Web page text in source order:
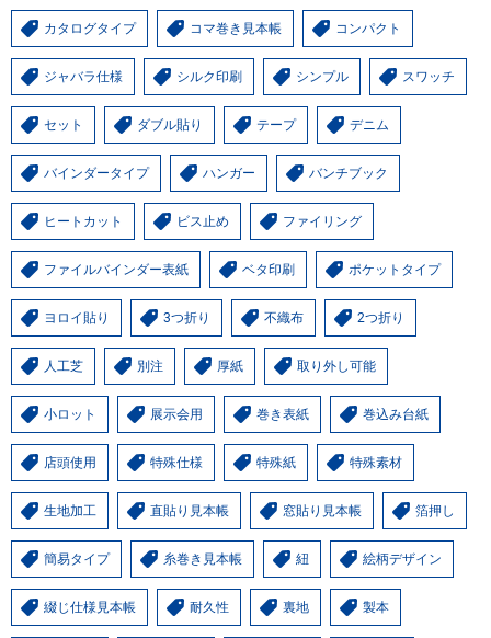
カタログタイプ コマ巻き見本帳 コンパクト
ジャバラ仕様 シルク印刷 シンプル スワッチ
セット ダブル貼り テープ デニム
バインダータイプ ハンガー バンチブック
ヒートカット ビス止め ファイリング
ファイルバインダー表紙 ベタ印刷 ポケットタイプ
ヨロイ貼り 3つ折り 不織布 2つ折り
人工芝 別注 厚紙 取り外し可能
小ロット 展示会用 巻き表紙 巻込み台紙
店頭使用 特殊仕様 特殊紙 特殊素材
生地加工 直貼り見本帳 窓貼り見本帳 箔押し
簡易タイプ 糸巻き見本帳 紐 絵柄デザイン
綴じ仕様見本帳 耐久性 裏地 製本